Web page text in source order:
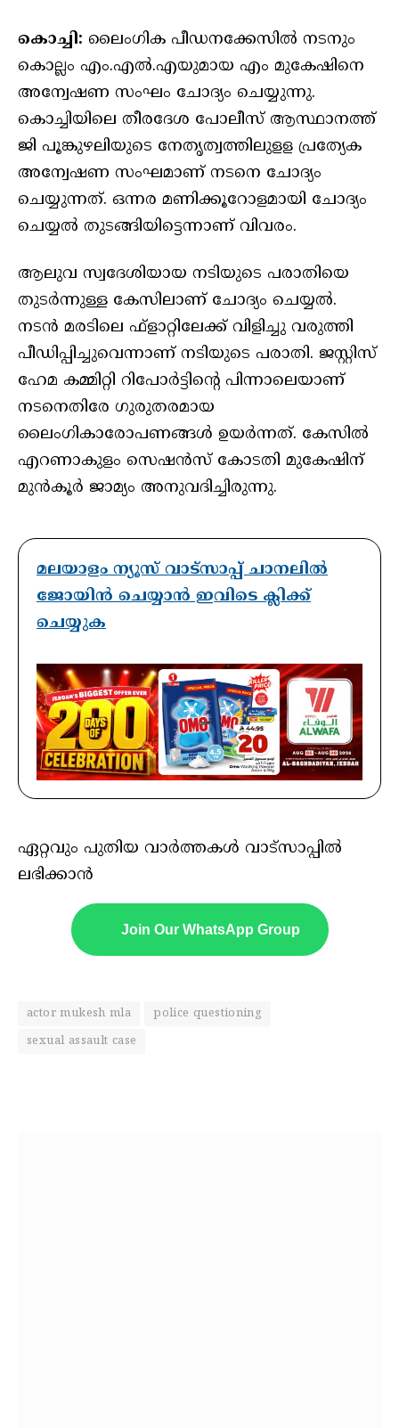
കൊച്ചി: ലൈംഗിക പീഡനക്കേസിൽ നടനും
കൊല്ലം എം.എൽ.എയുമായ എം മുകേഷിനെ
അന്വേഷണ സംഘം ചോദ്യം ചെയ്യുന്നു.
കൊച്ചിയിലെ തീരദേശ പോലീസ് ആസ്ഥാനത്ത്
ജി പൂങ്കുഴലിയുടെ നേതൃത്വത്തിലുളള പ്രത്യേക
അന്വേഷണ സംഘമാണ് നടനെ ചോദ്യം
ചെയ്യുന്നത്. ഒന്നര മണിക്കൂറോളമായി ചോദ്യം
ചെയ്യൽ തുടങ്ങിയിട്ടെന്നാണ് വിവരം.
ആലുവ സ്വദേശിയായ നടിയുടെ പരാതിയെ
തുടർന്നുള്ള കേസിലാണ് ചോദ്യം ചെയ്യൽ.
നടൻ മരടിലെ ഫ്‌ളാറ്റിലേക്ക് വിളിച്ചു വരുത്തി
പീഡിപ്പിച്ചുവെന്നാണ് നടിയുടെ പരാതി. ജസ്റ്റിസ്
ഹേമ കമ്മിറ്റി റിപോർട്ടിന്റെ പിന്നാലെയാണ്
നടനെതിരേ ഗുരുതരമായ
ലൈംഗികാരോപണങ്ങൾ ഉയർന്നത്. കേസിൽ
എറണാകുളം സെഷൻസ് കോടതി മുകേഷിന്
മുൻകൂർ ജാമ്യം അനുവദിച്ചിരുന്നു.
മലയാളം ന്യൂസ് വാട്സാപ്പ് ചാനലിൽ
ജോയിൻ ചെയ്യാൻ ഇവിടെ ക്ലിക്ക്
ചെയ്യുക
ഏറ്റവും പുതിയ വാർത്തകൾ വാട്സാപ്പിൽ
ലഭിക്കാൻ
Join Our WhatsApp Group
actor mukesh mla
police questioning
sexual assault case